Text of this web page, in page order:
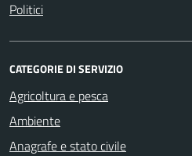
Politici
CATEGORIE DI SERVIZIO
Agricoltura e pesca
Ambiente
Anagrafe e stato civile